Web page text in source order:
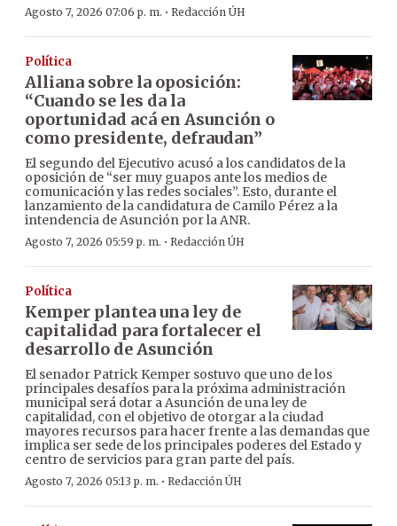
Agosto 7, 2026 07:06 p. m. · Redacción ÚH
Política
Alliana sobre la oposición:
“Cuando se les da la
oportunidad acá en Asunción o
como presidente, defraudan”
El segundo del Ejecutivo acusó a los candidatos de la
oposición de “ser muy guapos ante los medios de
comunicación y las redes sociales”. Esto, durante el
lanzamiento de la candidatura de Camilo Pérez a la
intendencia de Asunción por la ANR.
Agosto 7, 2026 05:59 p. m. · Redacción ÚH
Política
Kemper plantea una ley de
capitalidad para fortalecer el
desarrollo de Asunción
El senador Patrick Kemper sostuvo que uno de los
principales desafíos para la próxima administración
municipal será dotar a Asunción de una ley de
capitalidad, con el objetivo de otorgar a la ciudad
mayores recursos para hacer frente a las demandas que
implica ser sede de los principales poderes del Estado y
centro de servicios para gran parte del país.
Agosto 7, 2026 05:13 p. m. · Redacción ÚH